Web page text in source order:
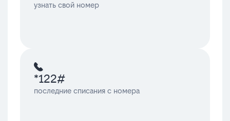
узнать свой номер
*122#
последние списания с номера